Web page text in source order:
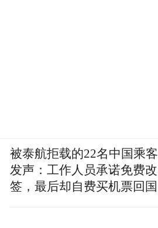
被泰航拒载的22名中国乘客
发声：工作人员承诺免费改
签，最后却自费买机票回国